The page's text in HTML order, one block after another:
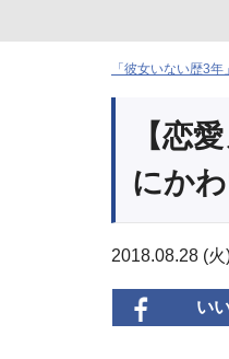
「彼女いない歴3
【恋
にか
2018.08.28 (火
い